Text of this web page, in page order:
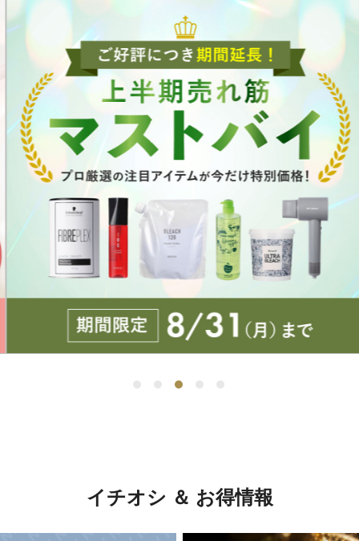
イチオシ ＆ お得情報